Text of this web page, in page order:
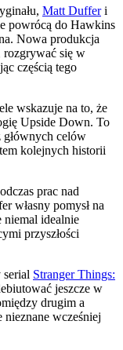
Matt Dufferi
powrócą do Hawkins
Nowa produkcja
rozgrywać się w
częścią tego
wskazuje na to, że
Upside Down. To
głównych celów
kolejnych historii
prac nad
własny pomysł na
niemal idealnie
przyszłości
Stranger Things:
jeszcze w
drugim a
nieznane wcześniej